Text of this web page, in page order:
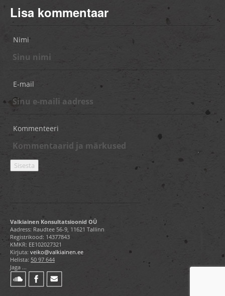
Lisa kommentaar
Nimi
E-mail
Kommenteeri
Valkiainen Konsultatsioonid OÜ
Aadress: Raudtee 56-9, 11621 Tallinn
Registrikood: 14377843
KMKR: EE102027321
Kirjuta: veiko@valkiainen.ee
Helista: 50 97 644
Jaga ...